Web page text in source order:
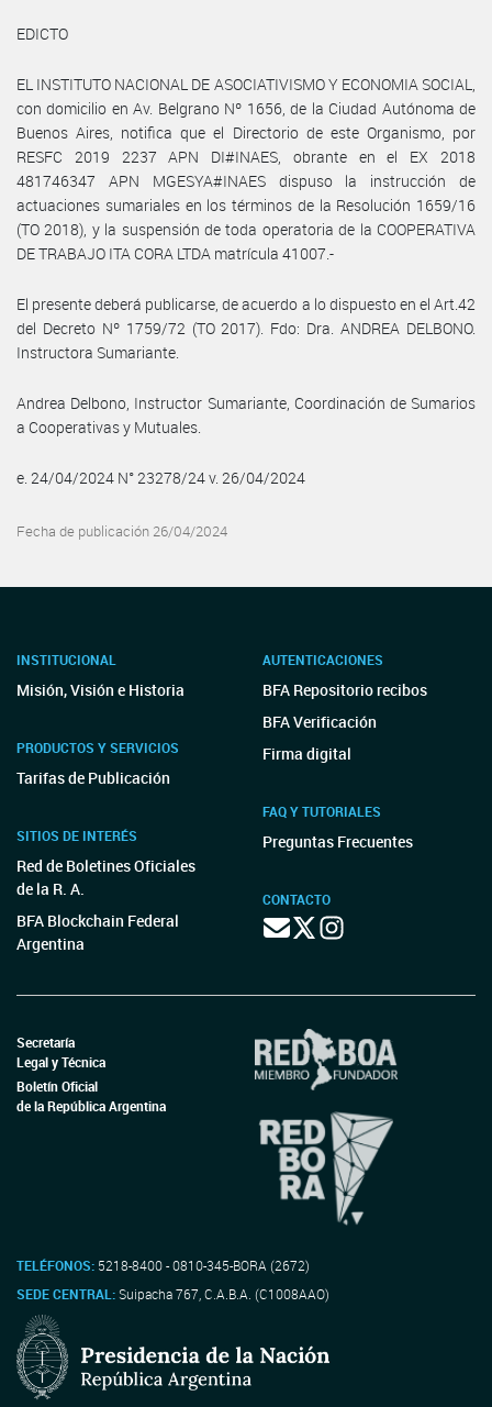
EDICTO
EL INSTITUTO NACIONAL DE ASOCIATIVISMO Y ECONOMIA SOCIAL,
con domicilio en Av. Belgrano Nº 1656, de la Ciudad Autónoma de
Buenos Aires, notifica que el Directorio de este Organismo, por
RESFC 2019 2237 APN DI#INAES, obrante en el EX 2018
481746347 APN MGESYA#INAES dispuso la instrucción de
actuaciones sumariales en los términos de la Resolución 1659/16
(TO 2018), y la suspensión de toda operatoria de la COOPERATIVA
DE TRABAJO ITA CORA LTDA matrícula 41007.-
El presente deberá publicarse, de acuerdo a lo dispuesto en el Art.42
del Decreto Nº 1759/72 (TO 2017). Fdo: Dra. ANDREA DELBONO.
Instructora Sumariante.
Andrea Delbono, Instructor Sumariante, Coordinación de Sumarios
a Cooperativas y Mutuales.
e. 24/04/2024 N° 23278/24 v. 26/04/2024
Fecha de publicación 26/04/2024
INSTITUCIONAL
Misión, Visión e Historia
PRODUCTOS Y SERVICIOS
Tarifas de Publicación
SITIOS DE INTERÉS
Red de Boletines Oficiales
de la R. A.
BFA Blockchain Federal
Argentina
AUTENTICACIONES
BFA Repositorio recibos
BFA Verificación
Firma digital
FAQ Y TUTORIALES
Preguntas Frecuentes
CONTACTO
Secretaría
Legal y Técnica
Boletín Oficial
de la República Argentina
TELÉFONOS: 5218-8400 - 0810-345-BORA (2672)
SEDE CENTRAL:Suipacha 767, C.A.B.A. (C1008AAO)